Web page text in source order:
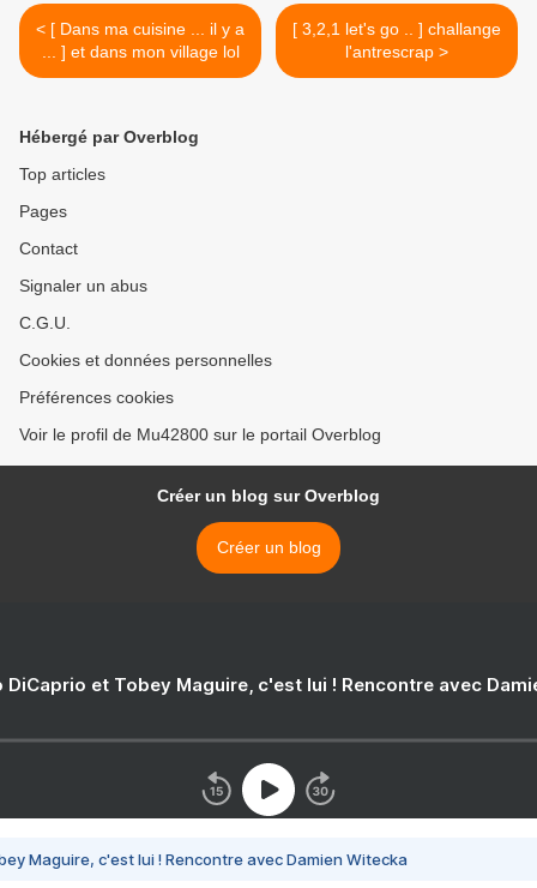
< [ Dans ma cuisine ... il y a
... ] et dans mon village lol
[ 3,2,1 let's go .. ] challange
l'antrescrap >
Hébergé par Overblog
Top articles
Pages
Contact
Signaler un abus
C.G.U.
Cookies et données personnelles
Préférences cookies
Voir le profil de Mu42800 sur le portail Overblog
Créer un blog sur Overblog
Créer un blog
DiCaprio et Tobey Maguire, c'est lui ! Rencontre avec
Maguire, c'est lui ! Rencontre avec Damien Witecka